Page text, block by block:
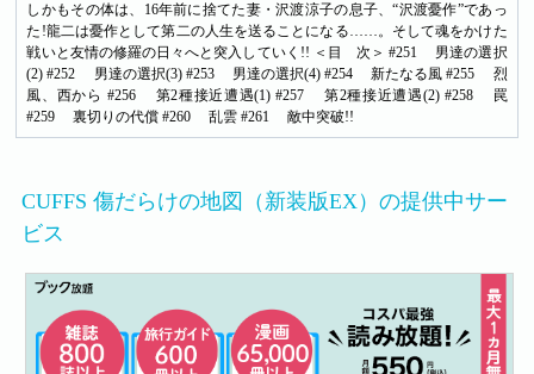
しかもその体は、16年前に捨てた妻・沢渡涼子の息子、“沢渡憂作”であっ
た!龍二は憂作として第二の人生を送ることになる……。そして魂をかけた
戦いと友情の修羅の日々へと突入していく!! ＜目 次＞ #251 男達の選択
(2) #252 男達の選択(3) #253 男達の選択(4) #254 新たなる風 #255 烈
風、西から #256 第2種接近遭遇(1) #257 第2種接近遭遇(2) #258 罠
#259 裏切りの代償 #260 乱雲 #261 敵中突破!!
CUFFS 傷だらけの地図（新装版EX）の提供中サー
ビス